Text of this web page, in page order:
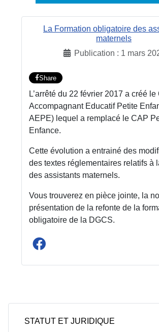
La Formation obligatoire des
maternels
Publication : 1 mars
Share
L’arrêté du 22 février 2017 a créé le
Accompagnant Educatif Petite
AEPE) lequel a remplacé le CAP
Enfance.
Cette évolution a entrainé des
des textes réglementaires relatifs à
des assistants maternels.
Vous trouverez en pièce jointe, la
présentation de la refonte de la
obligatoire de la DGCS.
STATUT ET JURIDIQUE